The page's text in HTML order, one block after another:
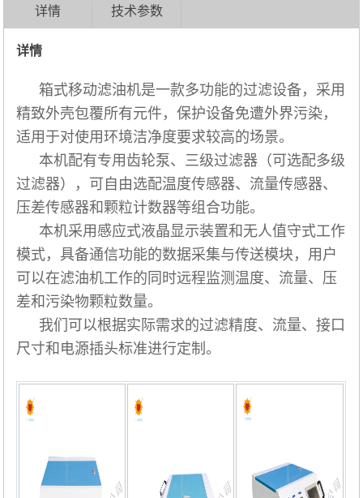
详情 技术参数
详情
箱式移动滤油机是一款多功能的过滤设备，采用
精致外壳包覆所有元件，保护设备免遭外界污染，
适用于对使用环境洁净度要求较高的场景。
本机配有专用齿轮泵、三级过滤器（可选配多级
过滤器），可自由选配温度传感器、流量传感器、
压差传感器和颗粒计数器等组合功能。
本机采用感应式液晶显示装置和无人值守式工作
模式，具备通信功能的数据采集与传送模块，用户
可以在滤油机工作的同时远程监测温度、流量、压
差和污染物颗粒数量。
我们可以根据实际需求的过滤精度、流量、接口
尺寸和电源插头标准进行定制。